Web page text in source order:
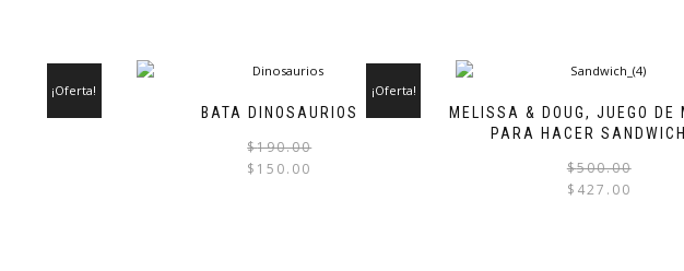
¡Oferta!
BATA DINOSAURIOS
¡Oferta!
$190.00
$ 150.00
MELISSA & DOUG, JUEGO DE
PARA HACER
$500.00
$ 427.00